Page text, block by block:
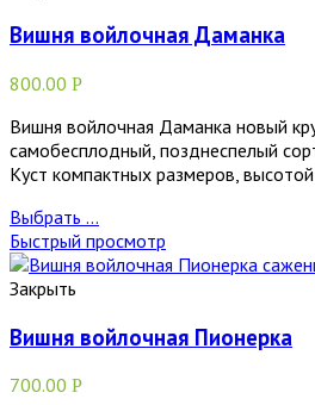
Вишня войлочная Даманка
800.00 Р
Вишня войлочная Даманка новый
самобесплодный, позднеспелый
Куст компактных размеров,
Выбрать ...
Быстрый просмотр
Закрыть
Вишня войлочная Пионерка
700.00 Р